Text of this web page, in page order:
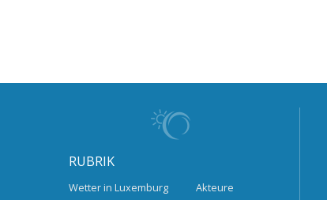
RUBRIK
Wetter in Luxemburg
Akteure